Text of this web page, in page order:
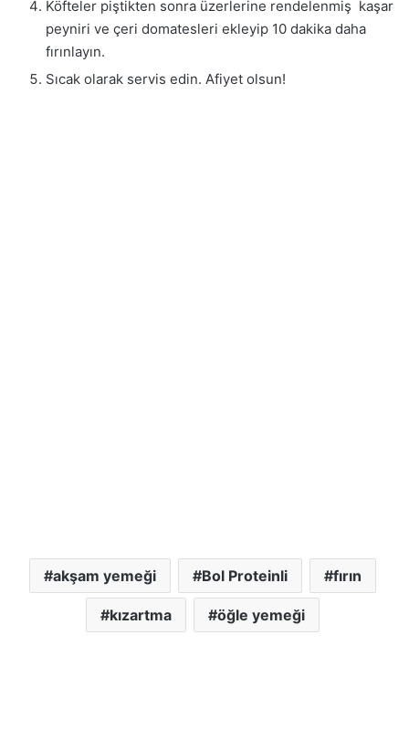
Köfteler piştikten sonra üzerlerine rendelenmiş kaşar
peyniri ve çeri domatesleri ekleyip 10 dakika daha
fırınlayın.
Sıcak olarak servis edin. Afiyet olsun!
akşam yemeği Bol Proteinli fırın
kızartma öğle yemeği